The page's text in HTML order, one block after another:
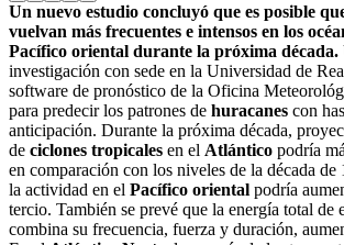
Un nuevo estudio concluyó que es posible
vuelvan más frecuentes e intensos en los
Pacífico oriental durante la próxima década.
investigación con sede en la Universidad de
software de pronóstico de la Oficina
para predecir los patrones de huracanes con
anticipación. Durante la próxima década,
de ciclones tropicales en el Atlántico podría
en comparación con los niveles de la década de
la actividad en el Pacífico oriental podría
tercio. También se prevé que la energía total de
combina su frecuencia, fuerza y duración,